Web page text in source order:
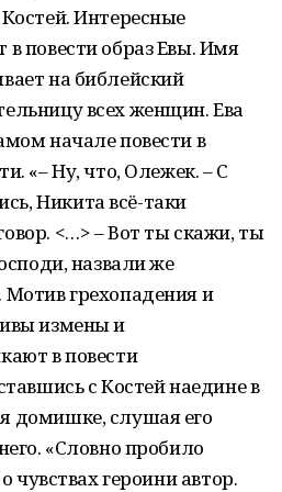
Интересные
в повести образ Евы. Имя
на библейский
всех женщин. Ева
начале повести в
«– Ну, что, Олежек. – С
Никита всё-таки
<…> – Вот ты скажи, ты
назвали же
грехопадения и
измены и
в повести
с Костей наедине в
домишке, слушая его
«Словно пробило
чувствах героини автор.